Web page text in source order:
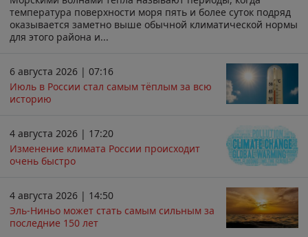
температура поверхности моря пять и более суток подряд
оказывается заметно выше обычной климатической нормы
для этого района и...
6 августа 2026 | 07:16
Июль в России стал самым тёплым за всю
историю
4 августа 2026 | 17:20
Изменение климата России происходит
очень быстро
4 августа 2026 | 14:50
Эль-Ниньо может стать самым сильным за
последние 150 лет